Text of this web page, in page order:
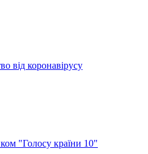
від коронавірусу
"Голосу країни 10"